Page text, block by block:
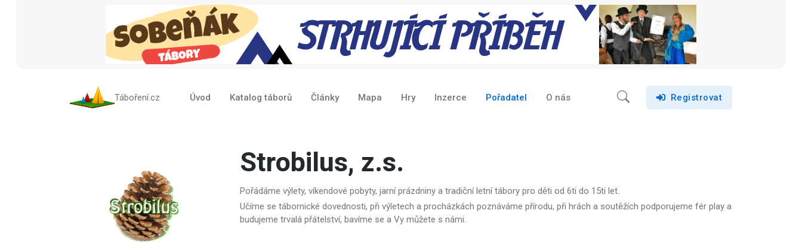
Táboření.cz Úvod Katalog táborů Články Mapa Hry Inzerce Pořadatel O nás Registrovat
Strobilus, z.s.
Pořádáme výlety, víkendové pobyty, jarní prázdniny a tradiční letní tábory pro děti od 6ti do 15ti let.
Učíme se tábornické dovednosti, při výletech a procházkách poznáváme přírodu, při hrách a soutěžích podporujeme fér play a
budujeme trvalá přátelství, bavíme se a Vy můžete s námi.